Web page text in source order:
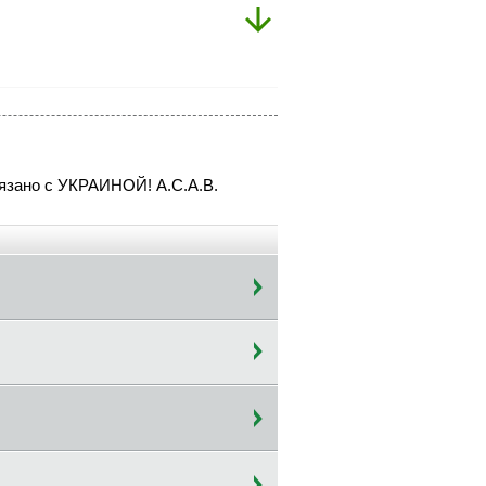
с УКРАИНОЙ! А.С.А.В.